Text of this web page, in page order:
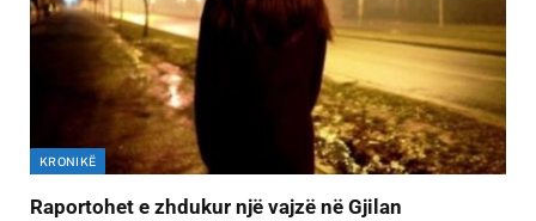
KRONIKË
Raportohet e zhdukur një vajzë në Gjilan